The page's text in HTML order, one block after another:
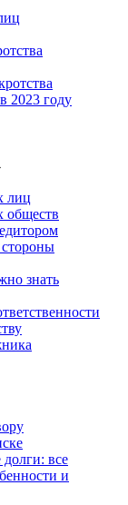
2023 году
лиц
обществ
знать
все
и